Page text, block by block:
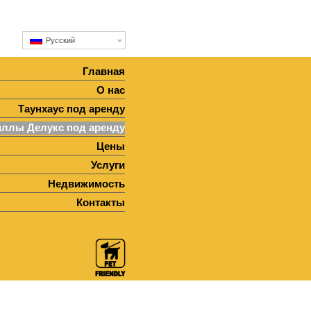
Русский
Главная
О нас
Таунхаус под аренду
Делукс под аренду
Цены
Услуги
Недвижимость
Контакты